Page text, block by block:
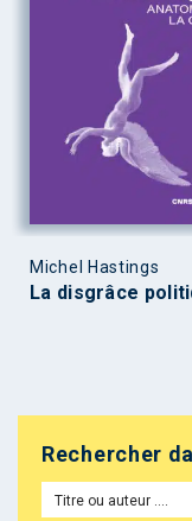
Michel Hastings
La disgrâce
Rechercher